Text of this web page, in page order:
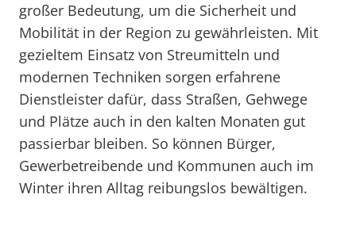
großer Bedeutung, um die Sicherheit und
Mobilität in der Region zu gewährleisten. Mit
gezieltem Einsatz von Streumitteln und
modernen Techniken sorgen erfahrene
Dienstleister dafür, dass Straßen, Gehwege
und Plätze auch in den kalten Monaten gut
passierbar bleiben. So können Bürger,
Gewerbetreibende und Kommunen auch im
Winter ihren Alltag reibungslos bewältigen.